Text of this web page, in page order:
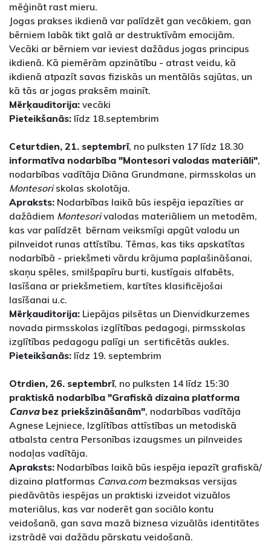
mēģināt rast mieru.
Jogas prakses ikdienā var palīdzēt gan vecākiem, gan
bērniem labāk tikt galā ar destruktīvām emocijām.
Vecāki ar bērniem var ieviest dažādus jogas principus
ikdienā. Kā piemērām apzinātību - atrast veidu, kā
ikdienā atpazīt savas fiziskās un mentālās sajūtas, un
kā tās ar jogas praksēm mainīt.
Mērķauditorija: vecāki
Pieteikšanās: līdz 18.septembrim
Ceturtdien, 21. septembrī, no pulksten 17 līdz 18.30
informatīva nodarbība "Montesori valodas materiāli",
nodarbības vadītāja Diāna Grundmane, pirmsskolas un
Montesoriskolas skolotāja.
Apraksts: Nodarbības laikā būs iespēja iepazīties ar
dažādiem Montesorivalodas materiāliem un metodēm,
kas var palīdzēt bērnam veiksmīgi apgūt valodu un
pilnveidot runas attīstību. Tēmas, kas tiks apskatītas
nodarbībā - priekšmeti vārdu krājuma paplašināšanai,
skaņu spēles, smilšpapīru burti, kustīgais alfabēts,
lasīšana ar priekšmetiem, kartītes klasificējošai
lasīšanai u.c.
Mērķauditorija: Liepājas pilsētas un Dienvidkurzemes
novada pirmsskolas izglītības pedagogi, pirmsskolas
izglītības pedagogu palīgi un sertificētās aukles.
Pieteikšanās: līdz 19. septembrim
Otrdien, 26. septembrī, no pulksten 14 līdz 15:30
praktiskā nodarbība "Grafiskā dizaina platforma
Canvabez priekšzināšanām", nodarbības vadītāja
Agnese Lejniece, Izglītības attīstības un metodiskā
atbalsta centra Personības izaugsmes un pilnveides
nodaļas vadītāja.
Apraksts: Nodarbības laikā būs iespēja iepazīt grafiskā/
dizaina platformas Canva.com bezmaksas versijas
piedāvātās iespējas un praktiski izveidot vizuālos
materiālus, kas var noderēt gan sociālo kontu
veidošanā, gan sava mazā biznesa vizuālās identitātes
izstrādē vai dažādu pārskatu veidošanā.